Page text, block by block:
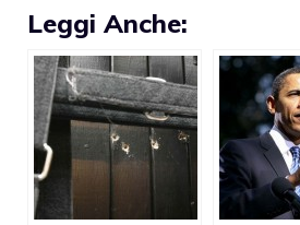
Leggi Anche: